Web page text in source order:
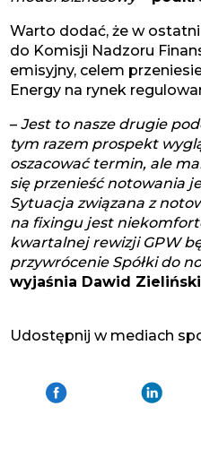
Warto dodać, że w
do Komisji Nadzoru
emisyjny, celem
Energy na rynek
–Jest to nasze drugie
tym razem prospekt
oszacować termin, ale
się przenieść notowania
Sytuacja związana z
na fixingu jest
kwartalnej rewizji GPW
przywrócenie Spółki do
wyjaśnia Dawid
Udostępnij w mediach